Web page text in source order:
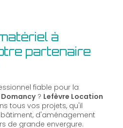
à
partenaire
fiable pour la
? Lefèvre Location
tous vos projets, qu'il
d'aménagement
de grande envergure.